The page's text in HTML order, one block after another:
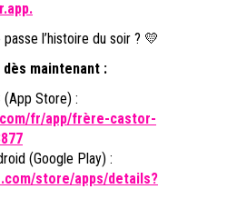
l’histoire du soir ? 💛
maintenant :
(App Store) :
fr/app/frère-castor-
(Google Play) :
store/apps/details?